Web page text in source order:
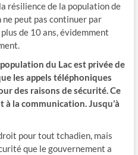
résilience de la population de
ne peut pas continuer par
de 10 ans, évidemment
du Lac est privée de
les appels téléphoniques
des raisons de sécurité. Ce
la communication. Jusqu’à
pour tout tchadien, mais
que le gouvernement a